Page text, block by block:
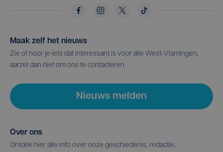
Maak zelf het nieuws
Zie of hoor je iets dat interessant is voor alle West-Vlamingen,
aarzel dan niet om ons te contacteren.
Nieuws melden
Over ons
Ontdek hier alle info over onze geschiedenis, redactie,